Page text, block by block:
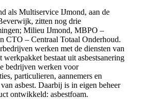
als Multiservice IJmond, aan de
zitten nog drie
Milieu IJmond, MBPO –
CTO – Centraal Totaal Onderhoud.
werken met de diensten van
bestaat uit asbestsanering
bedrijven werken voor
particulieren, aannemers en
asbest. Daarbij is in eigen beheer
ontwikkeld: asbestfoam.